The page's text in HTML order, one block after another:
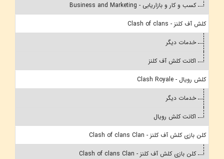
کسب و کار و بازاریابی - Business and Marketing
کلش آف کلنز - Clash of clans
خدمات دیگر
اکانت کلش آف کلنز
کلش رویال - Clash Royale
خدمات دیگر
اکانت کلش رویال
کلن بازی کلش آف کلنز - Clash of clans Clan
کلن بازی کلش آف کلنز - Clash of clans Clan